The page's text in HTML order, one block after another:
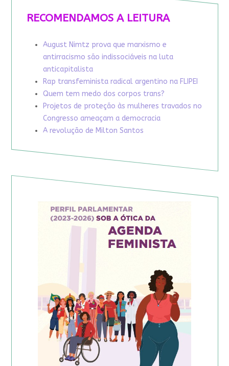
RECOMENDAMOS A LEITURA
August Nimtz prova que marxismo e
antirracismo são indissociáveis na luta
anticapitalista
Rap transfeminista radical argentino na FLIPEI
Quem tem medo dos corpos trans?
Projetos de proteção às mulheres travados no
Congresso ameaçam a democracia
A revolução de Milton Santos